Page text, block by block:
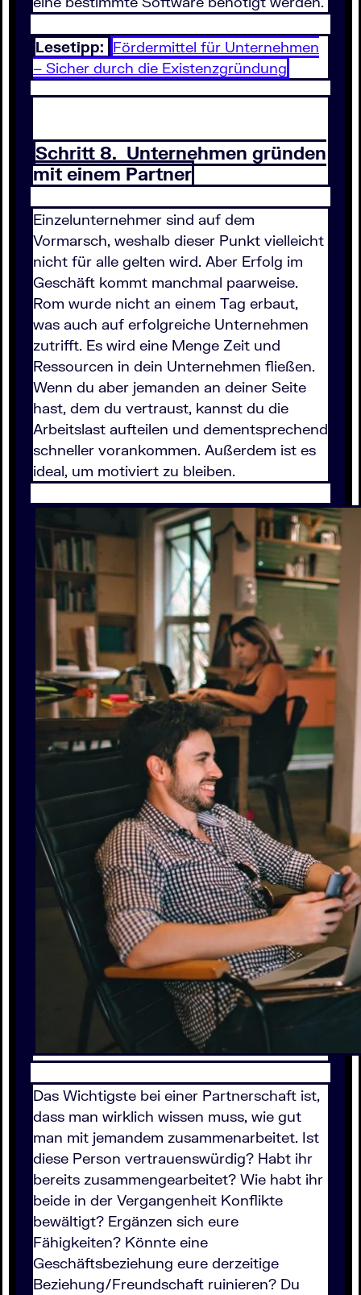
Lesetipp: Fördermittel für Unternehmen
– Sicher durch die Existenzgründung
Schritt 8. Unternehmen gründen
mit einem Partner
Einzelunternehmer sind auf dem
Vormarsch, weshalb dieser Punkt vielleicht
nicht für alle gelten wird. Aber Erfolg im
Geschäft kommt manchmal paarweise.
Rom wurde nicht an einem Tag erbaut,
was auch auf erfolgreiche Unternehmen
zutrifft. Es wird eine Menge Zeit und
Ressourcen in dein Unternehmen fließen.
Wenn du aber jemanden an deiner Seite
hast, dem du vertraust, kannst du die
Arbeitslast aufteilen und dementsprechend
schneller vorankommen. Außerdem ist es
ideal, um motiviert zu bleiben.
Das Wichtigste bei einer Partnerschaft ist,
dass man wirklich wissen muss, wie gut
man mit jemandem zusammenarbeitet. Ist
diese Person vertrauenswürdig? Habt ihr
bereits zusammengearbeitet? Wie habt ihr
beide in der Vergangenheit Konflikte
bewältigt? Ergänzen sich eure
Fähigkeiten? Könnte eine
Geschäftsbeziehung eure derzeitige
Beziehung/Freundschaft ruinieren? Du